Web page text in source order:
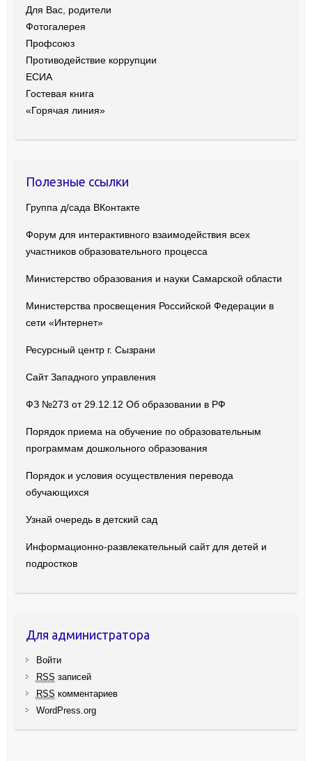
Для Вас, родители
Фотогалерея
Профсоюз
Противодействие коррупции
ЕСИА
Гостевая книга
«Горячая линия»
Полезные ссылки
Группа д/сада ВКонтакте
Форум для интерактивного взаимодействия всех
участников образовательного процесса
Министерство образования и науки Самарской области
Министерства просвещения Российской Федерации в
сети «Интернет»
Ресурсный центр г. Сызрани
Сайт Западного управления
ФЗ №273 от 29.12.12 Об образовании в РФ
Порядок приема на обучение по образовательным
программам дошкольного образования
Порядок и условия осуществления перевода
обучающихся
Узнай очередь в детский сад
Информационно-развлекательный сайт для детей и
подростков
Для администратора
Войти
RSS записей
RSS комментариев
WordPress.org